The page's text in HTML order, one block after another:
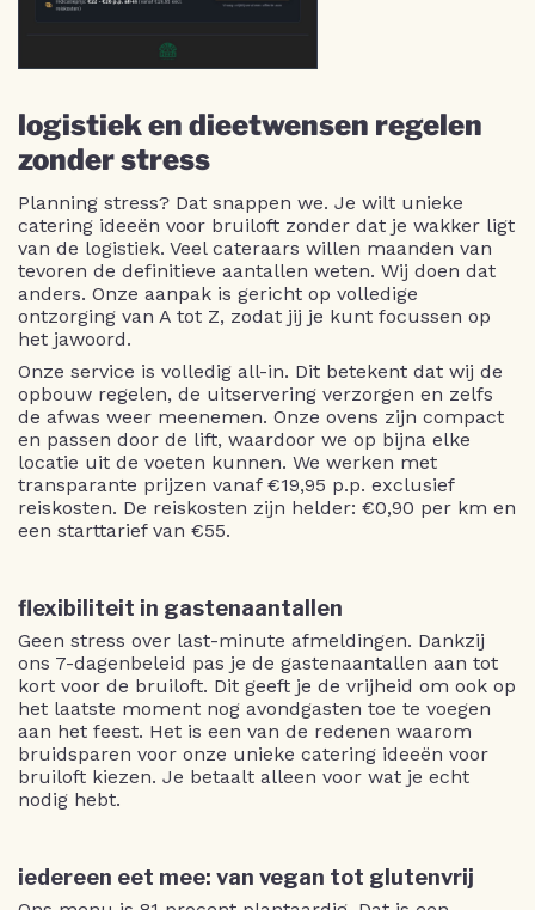
logistiek en dieetwensen regelen
zonder stress
Planning stress? Dat snappen we. Je wilt unieke
catering ideeën voor bruiloft zonder dat je wakker ligt
van de logistiek. Veel cateraars willen maanden van
tevoren de definitieve aantallen weten. Wij doen dat
anders. Onze aanpak is gericht op volledige
ontzorging van A tot Z, zodat jij je kunt focussen op
het jawoord.
Onze service is volledig all-in. Dit betekent dat wij de
opbouw regelen, de uitservering verzorgen en zelfs
de afwas weer meenemen. Onze ovens zijn compact
en passen door de lift, waardoor we op bijna elke
locatie uit de voeten kunnen. We werken met
transparante prijzen vanaf €19,95 p.p. exclusief
reiskosten. De reiskosten zijn helder: €0,90 per km en
een starttarief van €55.
flexibiliteit in gastenaantallen
Geen stress over last-minute afmeldingen. Dankzij
ons 7-dagenbeleid pas je de gastenaantallen aan tot
kort voor de bruiloft. Dit geeft je de vrijheid om ook op
het laatste moment nog avondgasten toe te voegen
aan het feest. Het is een van de redenen waarom
bruidsparen voor onze unieke catering ideeën voor
bruiloft kiezen. Je betaalt alleen voor wat je echt
nodig hebt.
iedereen eet mee: van vegan tot glutenvrij